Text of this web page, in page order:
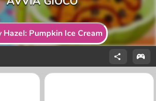
Hazel: Pumpkin Ice Cream